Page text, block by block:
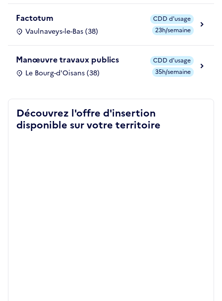
Factotum
Vaulnaveys-le-Bas (38)
CDD d'usage
23h/semaine
Manœuvre travaux publics
Le Bourg-d'Oisans (38)
CDD d'usage
35h/semaine
Découvrez l'offre d'insertion
disponible sur votre territoire